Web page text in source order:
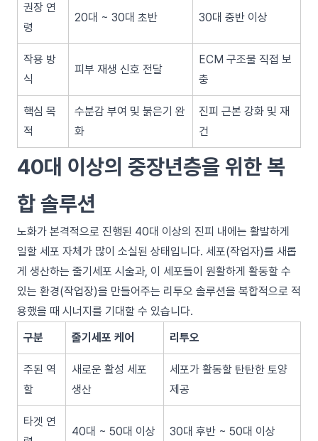
권장 연
령
20대 ~ 30대 초반 30대 중반 이상
작용 방
식
피부 재생 신호 전달
ECM 구조물 직접 보
충
핵심 목
적
수분감 부여 및 붉은기 완
화
진피 근본 강화 및 재
건
40대 이상의 중장년층을 위한 복
합 솔루션
노화가 본격적으로 진행된 40대 이상의 진피 내에는 활발하게
일할 세포 자체가 많이 소실된 상태입니다. 세포(작업자)를 새롭
게 생산하는 줄기세포 시술과, 이 세포들이 원활하게 활동할 수
있는 환경(작업장)을 만들어주는 리투오 솔루션을 복합적으로 적
용했을 때 시너지를 기대할 수 있습니다.
구분
줄기세포 케어 리투오
주된 역
할
새로운 활성 세포
생산
세포가 활동할 탄탄한 토양
제공
타겟 연
40대 ~ 50대 이상 30대 후반 ~ 50대 이상